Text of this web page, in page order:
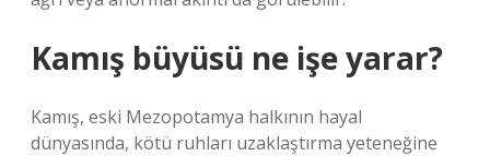
Kamış büyüsü ne işe yarar?
Kamış, eski Mezopotamya halkının hayal
dünyasında, kötü ruhları uzaklaştırma yeteneğine